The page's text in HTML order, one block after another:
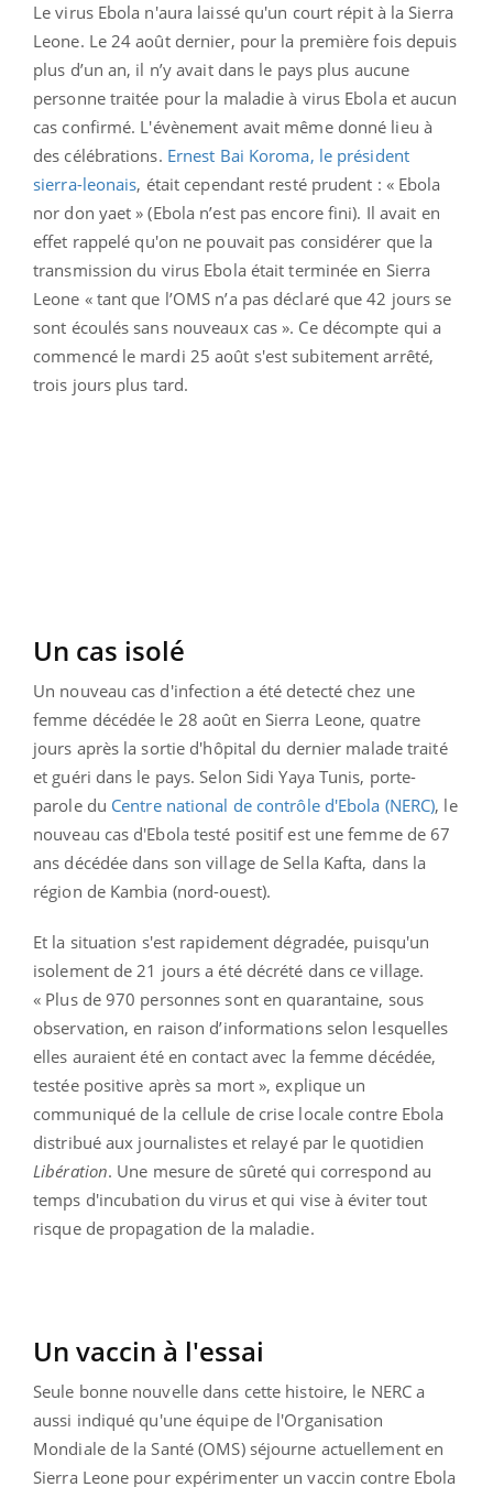
Le virus Ebola n'aura laissé qu'un court répit à la Sierra
Leone. Le 24 août dernier, pour la première fois depuis
plus d’un an, il n’y avait dans le pays plus aucune
personne traitée pour la maladie à virus Ebola et aucun
cas confirmé. L'évènement avait même donné lieu à
des célébrations. Ernest Bai Koroma, le président
sierra-leonais, était cependant resté prudent : « Ebola
nor don yaet » (Ebola n’est pas encore fini). Il avait en
effet rappelé qu'on ne pouvait pas considérer que la
transmission du virus Ebola était terminée en Sierra
Leone « tant que l’OMS n’a pas déclaré que 42 jours se
sont écoulés sans nouveaux cas ». Ce décompte qui a
commencé le mardi 25 août s'est subitement arrêté,
trois jours plus tard.
Un cas isolé
Un nouveau cas d'infection a été detecté chez une
femme décédée le 28 août en Sierra Leone, quatre
jours après la sortie d'hôpital du dernier malade traité
et guéri dans le pays. Selon Sidi Yaya Tunis, porte-
parole du Centre national de contrôle d'Ebola (NERC), le
nouveau cas d'Ebola testé positif est une femme de 67
ans décédée dans son village de Sella Kafta, dans la
région de Kambia (nord-ouest).
Et la situation s'est rapidement dégradée, puisqu'un
isolement de 21 jours a été décrété dans ce village.
« Plus de 970 personnes sont en quarantaine, sous
observation, en raison d’informations selon lesquelles
elles auraient été en contact avec la femme décédée,
testée positive après sa mort », explique un
communiqué de la cellule de crise locale contre Ebola
distribué aux journalistes et relayé par le quotidien
Libération. Une mesure de sûreté qui correspond au
temps d'incubation du virus et qui vise à éviter tout
risque de propagation de la maladie.
Un vaccin à l'essai
Seule bonne nouvelle dans cette histoire, le NERC a
aussi indiqué qu'une équipe de l'Organisation
Mondiale de la Santé (OMS) séjourne actuellement en
Sierra Leone pour expérimenter un vaccin contre Ebola